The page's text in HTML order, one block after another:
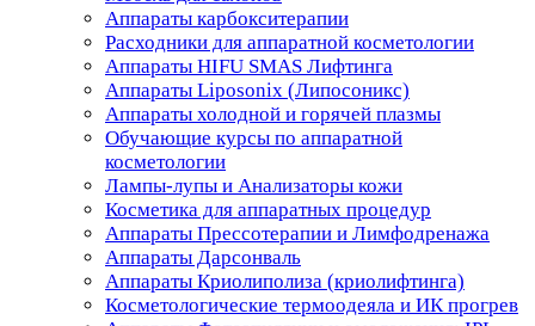
Аппараты карбокситерапии
Расходники для аппаратной косметологии
Аппараты HIFU SMAS Лифтинга
Аппараты Liposonix (Липосоникс)
Аппараты холодной и горячей плазмы
Обучающие курсы по аппаратной
косметологии
Лампы-лупы и Анализаторы кожи
Косметика для аппаратных процедур
Аппараты Прессотерапии и Лимфодренажа
Аппараты Дарсонваль
Аппараты Криолиполиза (криолифтинга)
Косметологические термоодеяла и ИК прогрев